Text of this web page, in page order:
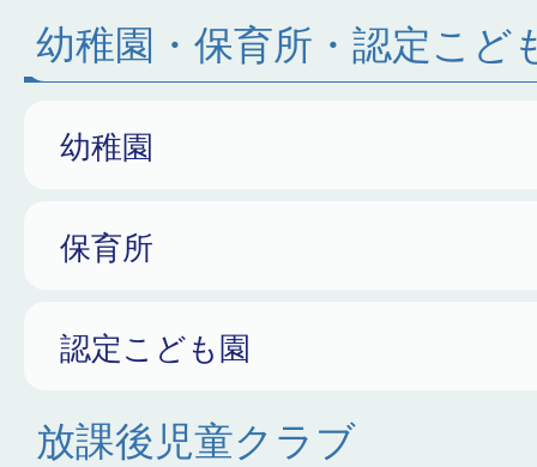
幼稚園・保育所・認定こど
幼稚園
保育所
認定こども園
放課後児童クラブ